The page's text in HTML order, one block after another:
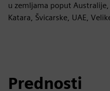
u zemljama poput
Katara, Švicarske, UAE,
Prednosti